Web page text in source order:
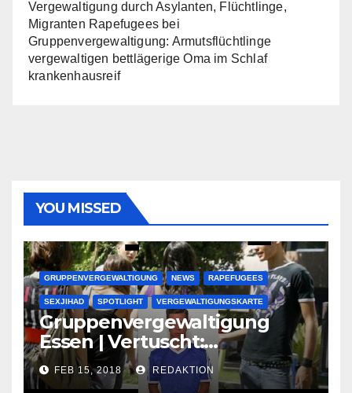
Vergewaltigung durch Asylanten, Flüchtlinge,
Migranten Rapefugees bei
Gruppenvergewaltigung: Armutsflüchtlinge
vergewaltigen bettlägerige Oma im Schlaf
krankenhausreif
YOU MISSED
GRUPPENVERGEWALTIGUNG NEWS RAPEFUGEES
SEXJIHAD SPOTLIGHT VERGEWALTIGUNGSKARTE
Gruppenvergewaltigung
Essen | Vertuscht:
Lauenburger Gang ist ein
großer Muslimclan
FEB 15, 2018 REDAKTION